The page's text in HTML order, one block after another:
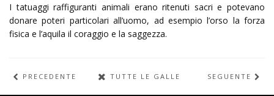
I tatuaggi raffiguranti animali erano ritenuti sacri e potevano
donare poteri particolari all’uomo, ad esempio l’orso la forza
fisica e l’aquila il coraggio e la saggezza.
PRECEDENTE TUTTE LE GALLERIE SEGUENTE